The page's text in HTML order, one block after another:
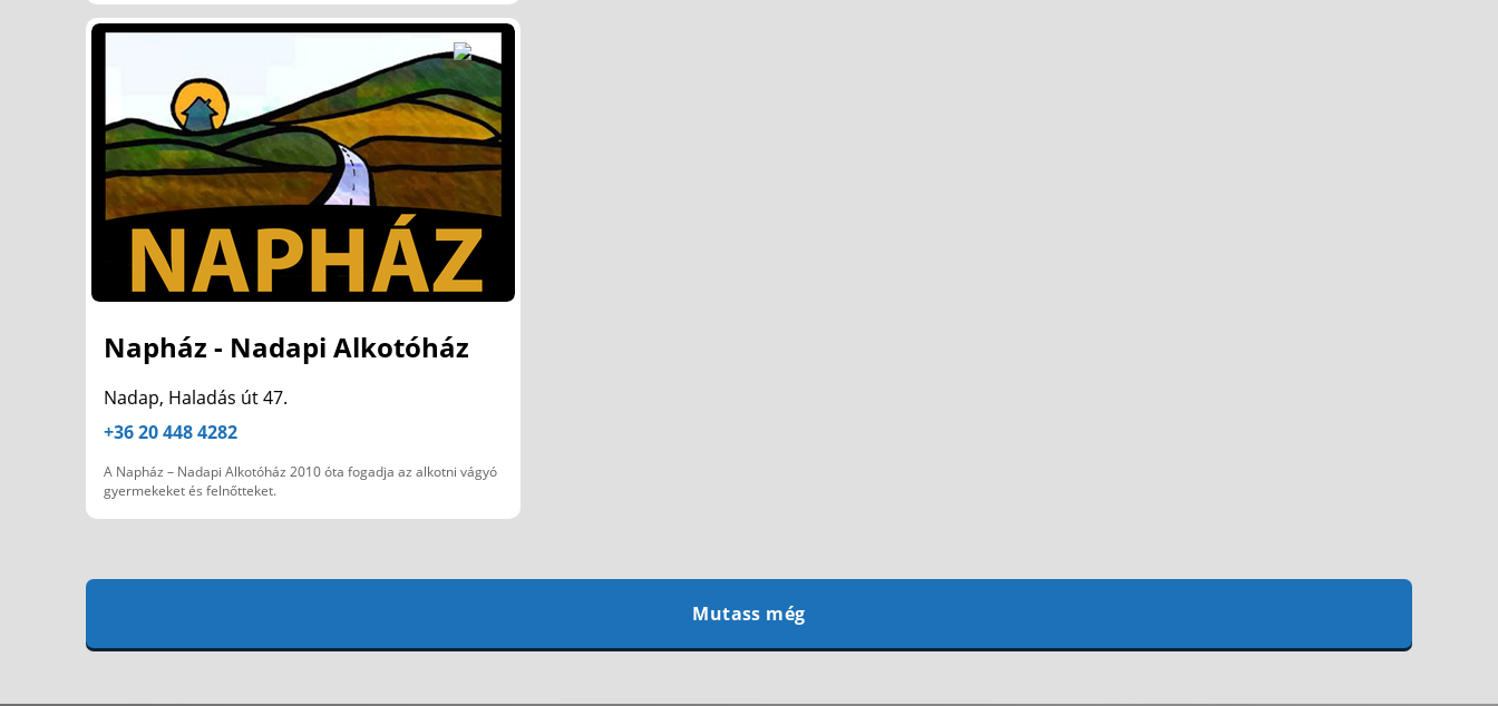
Napház - Nadapi Alkotóház
Nadap, Haladás út 47.
+36 20 448 4282
A Napház – Nadapi Alkotóház 2010 óta fogadja az alkotni vágyó
gyermekeket és felnőtteket.
Mutass még